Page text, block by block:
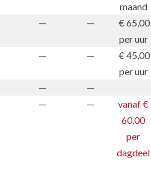
maand
─ ─
€ 65,00
per uur
─ ─
€ 45,00
per uur
─
─
─ ─
vanaf €
60,00
per
dagdeel